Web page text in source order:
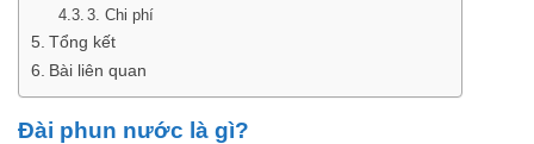
3. Chi phí
Tổng kết
Bài liên quan
Đài phun nước là gì?